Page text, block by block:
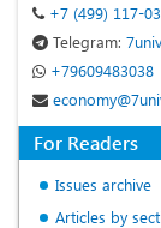
+7 (499) 117-
Telegram:
+79609483038
For Readers
Issues archive
Articles by